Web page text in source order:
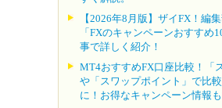
【2026年8月版】ザイFX！編
「FXのキャンペーンおすすめ
事で詳しく紹介！
MT4おすすめFX口座比較！「
や「スワップポイント」で比
に！お得なキャンペーン情報も